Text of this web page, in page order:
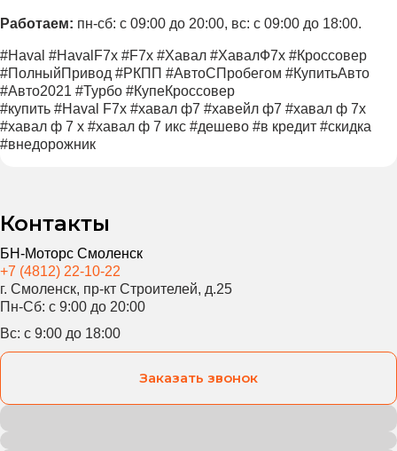
Работаем: пн-сб: с 09:00 до 20:00, вс: с 09:00 до 18:00.
#Haval #HavalF7x #F7x #Хавал #ХавалФ7х #Кроссовер
#ПолныйПривод #РКПП #АвтоСПробегом #КупитьАвто
#Авто2021 #Турбо #КупеКроссовер
#купить #Haval F7x #хавал ф7 #хавейл ф7 #хавал ф 7х
#хавал ф 7 х #хавал ф 7 икс #дешево #в кредит #скидка
#внедорожник
Контакты
БН-Моторс Смоленск
+7 (4812) 22-10-22
г. Смоленск, пр-кт Строителей, д.25
Пн-Сб: с 9:00 до 20:00
Вс: с 9:00 до 18:00
Заказать звонок